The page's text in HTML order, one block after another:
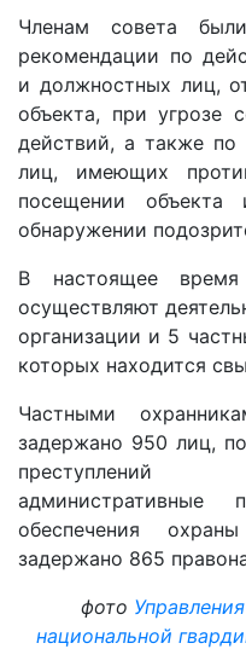
Членам совета
рекомендации по
и должностных лиц,
объекта, при угрозе
действий, а также по
лиц, имеющих
посещении
обнаружении
В настоящее
осуществляют
организации и 5
которых находится
Частными
задержано 950 лиц,
административные
обеспечения
задержано 865
фото
национальной